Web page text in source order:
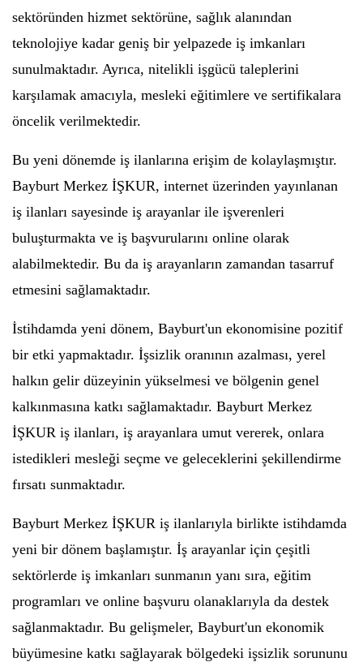
sektöründen hizmet sektörüne, sağlık alanından
teknolojiye kadar geniş bir yelpazede iş imkanları
sunulmaktadır. Ayrıca, nitelikli işgücü taleplerini
karşılamak amacıyla, mesleki eğitimlere ve sertifikalara
öncelik verilmektedir.
Bu yeni dönemde iş ilanlarına erişim de kolaylaşmıştır.
Bayburt Merkez İŞKUR, internet üzerinden yayınlanan
iş ilanları sayesinde iş arayanlar ile işverenleri
buluşturmakta ve iş başvurularını online olarak
alabilmektedir. Bu da iş arayanların zamandan tasarruf
etmesini sağlamaktadır.
İstihdamda yeni dönem, Bayburt'un ekonomisine pozitif
bir etki yapmaktadır. İşsizlik oranının azalması, yerel
halkın gelir düzeyinin yükselmesi ve bölgenin genel
kalkınmasına katkı sağlamaktadır. Bayburt Merkez
İŞKUR iş ilanları, iş arayanlara umut vererek, onlara
istedikleri mesleği seçme ve geleceklerini şekillendirme
fırsatı sunmaktadır.
Bayburt Merkez İŞKUR iş ilanlarıyla birlikte istihdamda
yeni bir dönem başlamıştır. İş arayanlar için çeşitli
sektörlerde iş imkanları sunmanın yanı sıra, eğitim
programları ve online başvuru olanaklarıyla da destek
sağlanmaktadır. Bu gelişmeler, Bayburt'un ekonomik
büyümesine katkı sağlayarak bölgedeki işsizlik sorununu